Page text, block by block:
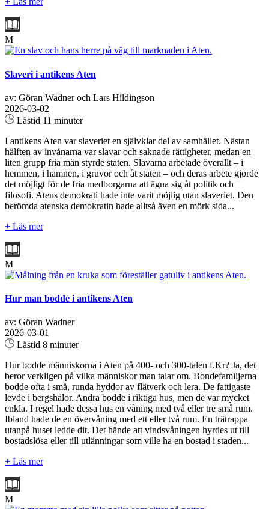
M
Slaveri i antikens Aten
av: Göran Wadner och Lars Hildingson
2026-03-02
Lästid 11 minuter
I antikens Aten var slaveriet en självklar del av samhället. Nästan
hälften av invånarna var slavar och saknade rättigheter, medan en
liten grupp fria män styrde staten. Slavarna arbetade överallt – i
hemmen, i hamnen, i gruvor och åt staten – och deras arbete gjorde
det möjligt för de fria medborgarna att ägna sig åt politik och
filosofi. Atens demokrati hade inte varit möjlig utan slaveriet. Den
berömda atenska demokratin hade alltså även en mörk sida...
+ Läs mer
M
Hur man bodde i antikens Aten
av: Göran Wadner
2026-03-01
Lästid 8 minuter
Hur bodde människorna i Aten på 400- och 300-talen f.Kr? Ja, det
beror verkligen på vilka människor man talar om. Bondefamiljerna
bodde ofta i små, runda hyddor av flätverk och lera. De fattigaste
levde i bergshålor. Andra bodde i riktiga hus, men de var mycket
enkla. I regel hade dessa hus en våning med två eller tre små rum.
Ibland hade de en övervåning med ett eller två rum. En trätrappa
utanpå huset ledde dit. Det hände att vindsvåningen hyrdes ut till
bostadslösa eller till utlänningar som ville ha en bostad i staden...
+ Läs mer
M